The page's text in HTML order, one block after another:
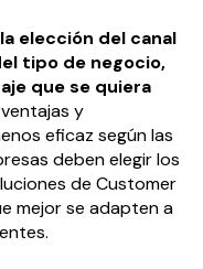
elección del canal
tipo de negocio,
que se quiera
y
eficaz según las
deben elegir los
de Customer
mejor se adapten a